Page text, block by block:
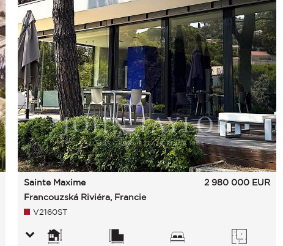
Sainte Maxime
Francouzská Riviéra, Francie
2 980 000 EUR
V2160ST